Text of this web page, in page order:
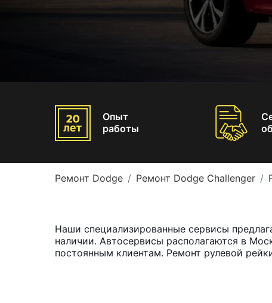
Опыт
работы
Ремонт Dodge Ремонт Dodge Challenger
Наши специализированные сервисы
наличии. Автосервисы располагаются в
постоянным клиентам. Ремонт рулевой